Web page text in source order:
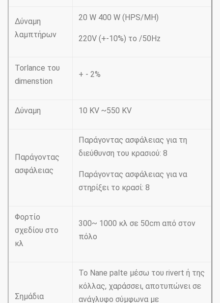
Δύναμη
λαμπτήρων
20 W 400 W (HPS/MH)
220V (+-10%) το /50Hz
Torlance του
dimenstion
+ - 2%
Δύναμη 10 KV ~550 KV
Παράγοντας
ασφάλειας
Παράγοντας ασφάλειας για τη
διεύθυνση του κρασιού: 8
Παράγοντας ασφάλειας για να
στηρίξει το κρασί: 8
Φορτίο
σχεδίου στο
κλ
300~ 1000 κλ σε 50cm από στον
πόλο
Σημάδια
Το Nane palte μέσω του rivert ή της
κόλλας, χαράσσει, αποτυπώνει σε
ανάγλυφο σύμφωνα με